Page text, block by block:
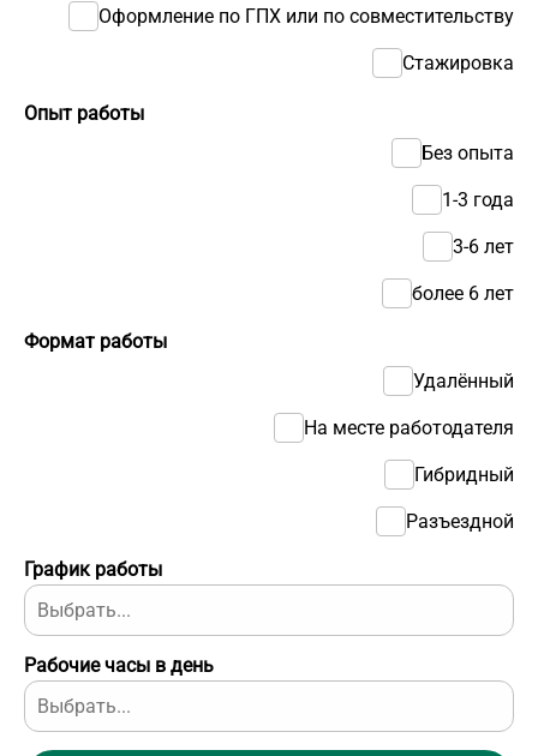
Оформление по ГПХ или по совместительству
Стажировка
Опыт работы
Без опыта
1-3 года
3-6 лет
более 6 лет
График работы
Рабочие часы в день
Формат работы
Удалённый
На месте работодателя
Гибридный
Разъездной